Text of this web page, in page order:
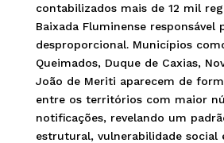
contabilizados mais de 12 mil
Baixada Fluminense responsável
desproporcional. Municípios
Queimados, Duque de Caxias,
João de Meriti aparecem de
entre os territórios com maior
notificações, revelando um
estrutural, vulnerabilidade social